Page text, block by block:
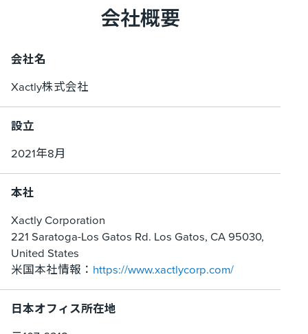
会社概要
会社名
Xactly株式会社
設立
2021年8月
本社
Xactly Corporation
221 Saratoga-Los Gatos Rd. Los Gatos, CA 95030,
United States
米国本社情報： https://www.xactlycorp.com/
日本オフィス所在地